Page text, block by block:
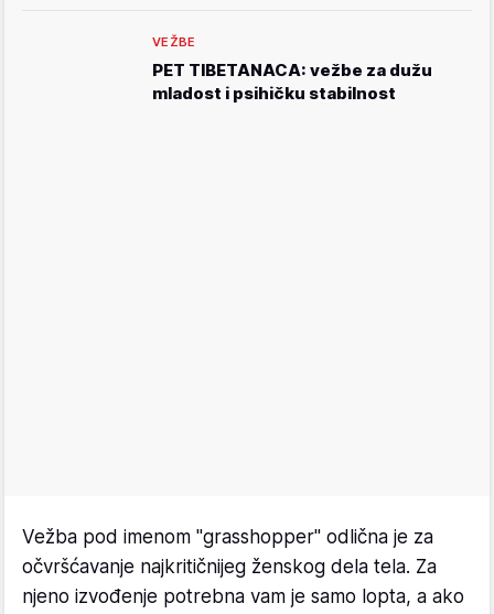
VEŽBE
PET TIBETANACA: vežbe za dužu
mladost i psihičku stabilnost
Vežba pod imenom "grasshopper" odlična je za
očvršćavanje najkritičnijeg ženskog dela tela. Za
njeno izvođenje potrebna vam je samo lopta, a ako